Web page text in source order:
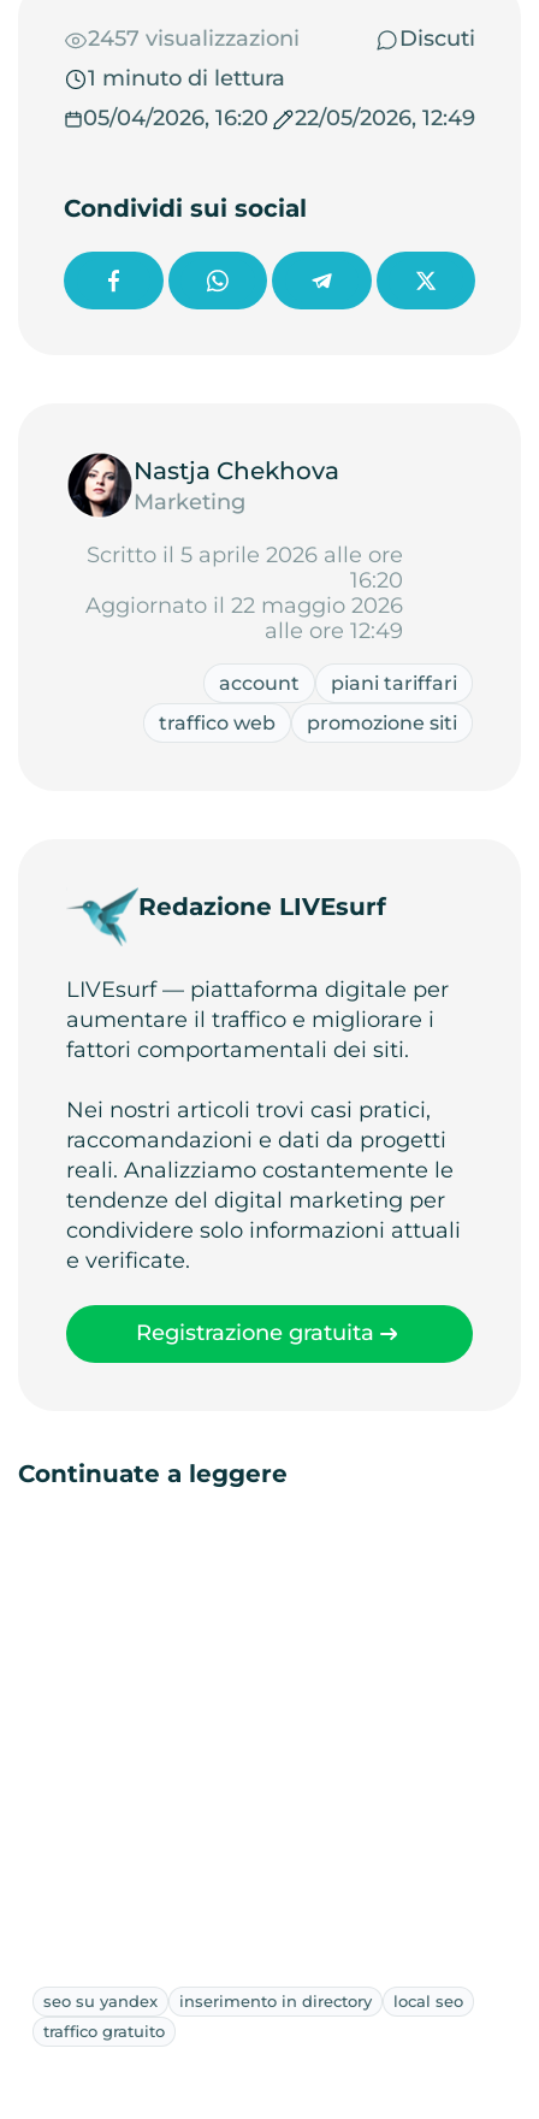
2457 visualizzazioni
Discuti
1 minuto di lettura
05/04/2026, 16:20
22/05/2026, 12:49
Condividi sui social
Nastja Chekhova
Marketing
Scritto il 5 aprile 2026 alle ore
16:20
Aggiornato il 22 maggio 2026
alle ore 12:49
account
piani tariffari
traffico web
promozione siti
Redazione LIVEsurf
LIVEsurf — piattaforma digitale per
aumentare il traffico e migliorare i
fattori comportamentali dei siti.
Nei nostri articoli trovi casi pratici,
raccomandazioni e dati da progetti
reali. Analizziamo costantemente le
tendenze del digital marketing per
condividere solo informazioni attuali
e verificate.
Registrazione gratuita
Continuate a leggere
seo su yandex inserimento in directory
local seo
traffico gratuito